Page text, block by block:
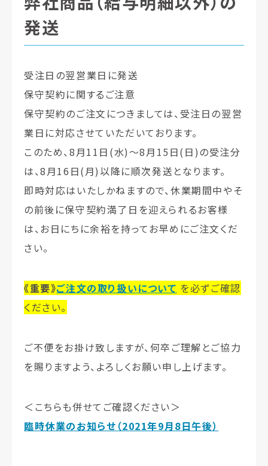
発送
受注日の翌営業日に発送
保守契約に関するご注意
保守契約のご注文につきましては、受注日の翌営
業日に対応させていただいております。
このため、 8月11日(水)～8月15日(日)の受注分
は、8月16日(月)以降に順次発送となります。
即時対応はいたしかねますので、休業期間中やそ
の前後に保守契約満了日を迎えられるお客様
は、お日にちに余裕を持ってお早めにご注文くだ
さい。
《重要》ご注文の取り扱いについて を必ずご確認
ください。
ご不便をお掛け致しますが、何卒ご理解とご協力
を賜りますよう、よろしくお願い申し上げます。
＜こちらも併せてご確認ください＞
臨時休業のお知らせ（2021年9月8日午後）